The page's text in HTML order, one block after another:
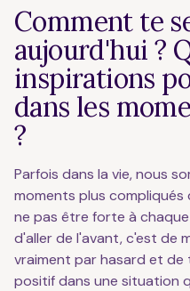
Comment te
aujourd'hui ?
inspirations
dans les
?
Parfois dans la vie, nous
moments plus
ne pas être forte à
d'aller de l'avant, c'est de
vraiment par hasard et de
positif dans une situation